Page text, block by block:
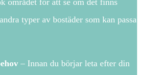
området för att se om det finns
typer av bostäder som kan passa
– Innan du börjar leta efter din